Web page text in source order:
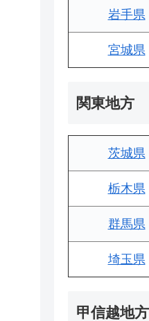
岩手県
宮城県
関東地方
茨城県
栃木県
群馬県
埼玉県
甲信越地方